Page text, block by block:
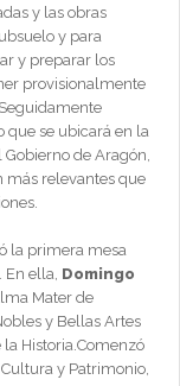
y las obras
y para
y preparar los
provisionalmente
que se ubicará en la
de Aragón,
más relevantes que
la primera mesa
En ella, Domingo
Mater de
y Bellas Artes
Historia.Comenzó
y Patrimonio,